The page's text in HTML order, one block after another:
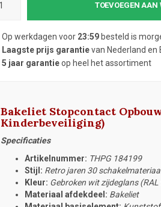
TOEVOEGEN AAN
Op werkdagen voor 23:59besteld is
Laagste prijs garantievan Nederland en
5 jaar garantieop heel het assortiment
Bakeliet Stopcontact
Kinderbeveiliging)
Specificaties
Artikelnummer: THPG 184199
Stijl: Retro jaren 30
Kleur: Gebroken wit zijdeglans (RAL
Materiaal afdekdeel: Bakeliet